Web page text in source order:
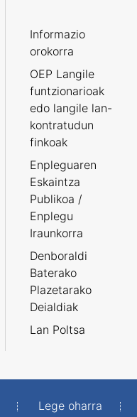
Informazio
orokorra
OEP Langile
funtzionarioak
edo langile lan-
kontratudun
finkoak
Enpleguaren
Eskaintza
Publikoa /
Enplegu
Iraunkorra
Denboraldi
Baterako
Plazetarako
Deialdiak
Lan Poltsa
Lege oharra